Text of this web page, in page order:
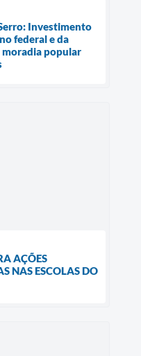
Investimento
federal e da
popular
AÇÕES
NAS ESCOLAS DO